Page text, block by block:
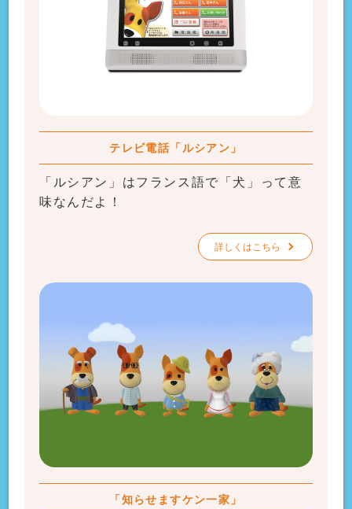
テレビ電話「ルシアン」
「ルシアン」はフランス語で「犬」って意
味なんだよ！
詳しくはこちら
「知らせますケン一家」